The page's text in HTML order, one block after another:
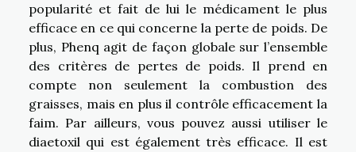
popularité et fait de lui le médicament le plus
efficace en ce qui concerne la perte de poids. De
plus, Phenq agit de façon globale sur l’ensemble
des critères de pertes de poids. Il prend en
compte non seulement la combustion des
graisses, mais en plus il contrôle efficacement la
faim. Par ailleurs, vous pouvez aussi utiliser le
diaetoxil qui est également très efficace. Il est